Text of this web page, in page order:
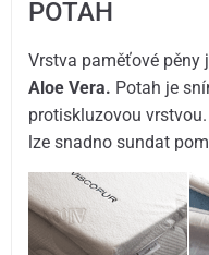
POTAH
Vrstva paměťové pěny
Aloe Vera. Potah je
protiskluzovou
lze snadno sundat